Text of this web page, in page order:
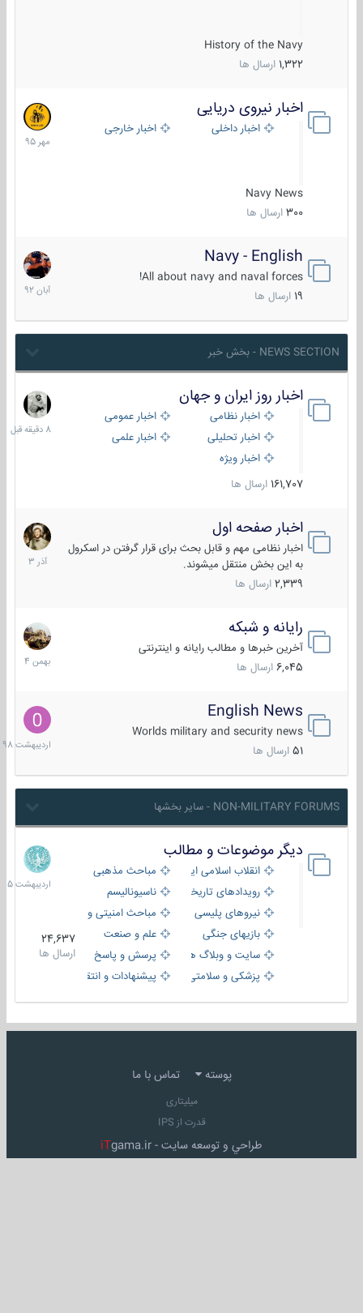
History of the Navy
1,322 ارسال ها
اخبار نیروی دریایی
اخبار داخلی اخبار خارجی
Navy News
300 ارسال ها
27
مهر
1395
Navy - English
All about navy and naval forces!
ارسال ها
22
آبان
1392
NEWS SECTION - بخش خبر
اخبار روز ایران و جهان
اخبار نظامی
اخبار عمومی
اخبار تحلیلی
اخبار علمی
اخبار ویژه
161,707 ارسال ها
8
دقیقه
قبل
اخبار صفحه اول
اخبار نظامی مهم و قابل بحث برای قرار گرفتن در اسکرول
به این بخش منتقل میشوند.
2,339 ارسال ها
7
آذر
1403
رایانه و شبکه
آخرین خبرها و مطالب رایانه و اینترنتی
6,045 ارسال ها
30
بهمن
1404
English News
Worlds military and security news
51 ارسال ها
10
1398
NON-MILITARY FORUMS - سایر بخشها
دیگر موضوعات و مطالب
انقلاب اسلامی ایران
مباحث مذهبی
رویدادهای تاریخی و مذهبیناسیونالیسم
نیروهای پلیسی
مباحث امنیتی و اطلاعاتی
بازیهای جنگی
علم و صنعت
سایت و وبلاگ ها
پرسش و پاسخ
پزشکی و سلامتی
پیشنهادات و انتقادات
24,637
ارسال ها
8
1405
پوسته تماس با ما
میلیتاری
قدرت از IPS
طراحي و توسعه سايت - iTgama.ir